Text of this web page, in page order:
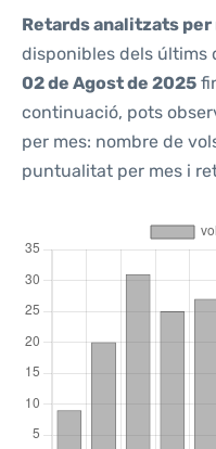
Retards analitzats per
disponibles dels últims
02 de Agost de 2025
continuació, pots
per mes: nombre de
puntualitat per mes i